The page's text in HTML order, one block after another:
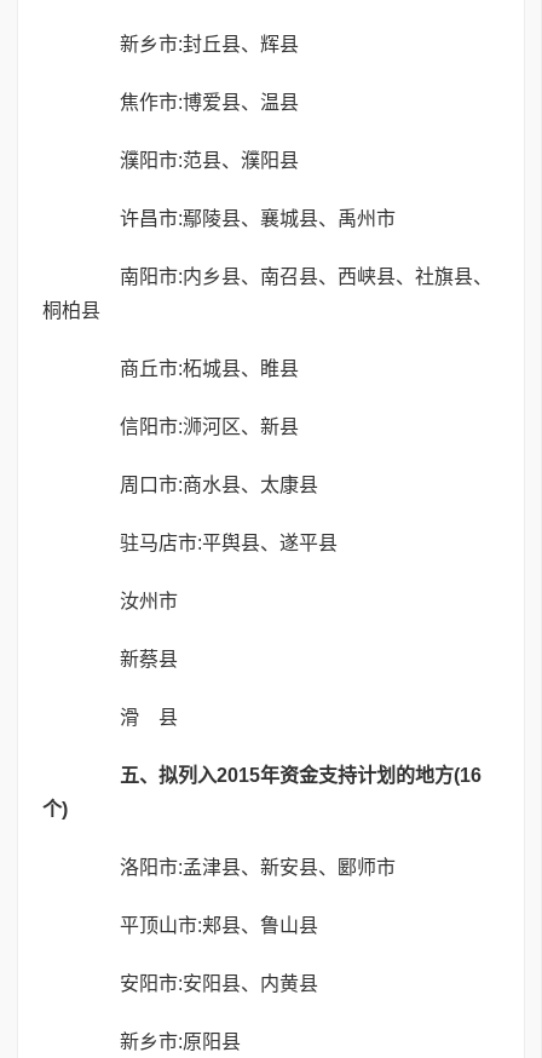
新乡市:封丘县、辉县
焦作市:博爱县、温县
濮阳市:范县、濮阳县
许昌市:鄢陵县、襄城县、禹州市
南阳市:内乡县、南召县、西峡县、社旗县、
桐柏县
商丘市:柘城县、睢县
信阳市:浉河区、新县
周口市:商水县、太康县
驻马店市:平舆县、遂平县
汝州市
新蔡县
滑 县
五、拟列入2015年资金支持计划的地方(16
个)
洛阳市:孟津县、新安县、郾师市
平顶山市:郏县、鲁山县
安阳市:安阳县、内黄县
新乡市:原阳县